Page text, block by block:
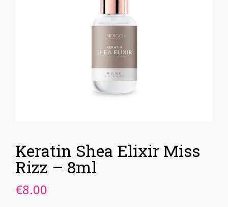
Keratin Shea Elixir Miss
Rizz – 8ml
€8.00